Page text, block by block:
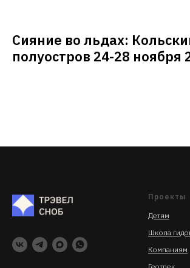
Сияние во льдах:
полуостров 24-28 ноября
Проекты
Детям
Школа
Компаниям